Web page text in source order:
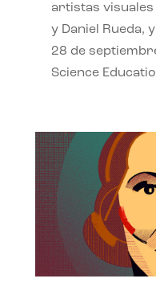
artistas visuales
y Daniel Rueda,
28 de
Science